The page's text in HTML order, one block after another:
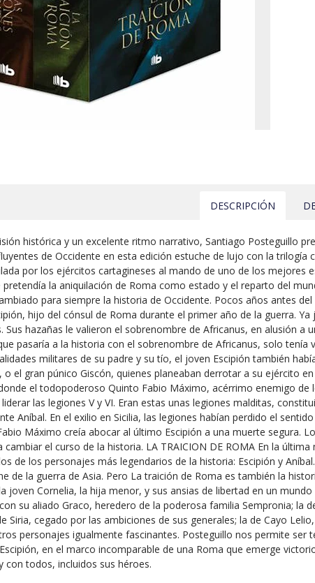
DESCRIPCIÓN
histórica y un excelente ritmo narrativo, Santiago Posteguillo
de Occidente en esta edición estuche de lujo con la trilogía
por los ejércitos cartagineses al mando de uno de los mejores
la aniquilación de Roma como estado y el reparto del
para siempre la historia de Occidente. Pocos años antes
hijo del cónsul de Roma durante el primer año de la guerra.
Sus hazañas le valieron el sobrenombre de Africanus, en alusión a
pasaría a la historia con el sobrenombre de Africanus, solo
militares de su padre y su tío, el joven Escipión también
o el gran púnico Giscón, quienes planeaban derrotar a su ejército
el todopoderoso Quinto Fabio Máximo, acérrimo enemigo
las legiones V y VI. Eran estas unas legiones malditas,
Aníbal. En el exilio en Sicilia, las legiones habían perdido el
Máximo creía abocar al último Escipión a una muerte segura.
cambiar el curso de la historia. LA TRAICION DE ROMA En la
de los personajes más legendarios de la historia: Escipión y
de la guerra de Asia. Pero La traición de Roma es también la
joven Cornelia, la hija menor, y sus ansias de libertad en un
su aliado Graco, heredero de la poderosa familia Sempronia; la
Siria, cegado por las ambiciones de sus generales; la de Cayo
personajes igualmente fascinantes. Posteguillo nos permite
en el marco incomparable de una Roma que emerge
con todos, incluidos sus héroes.